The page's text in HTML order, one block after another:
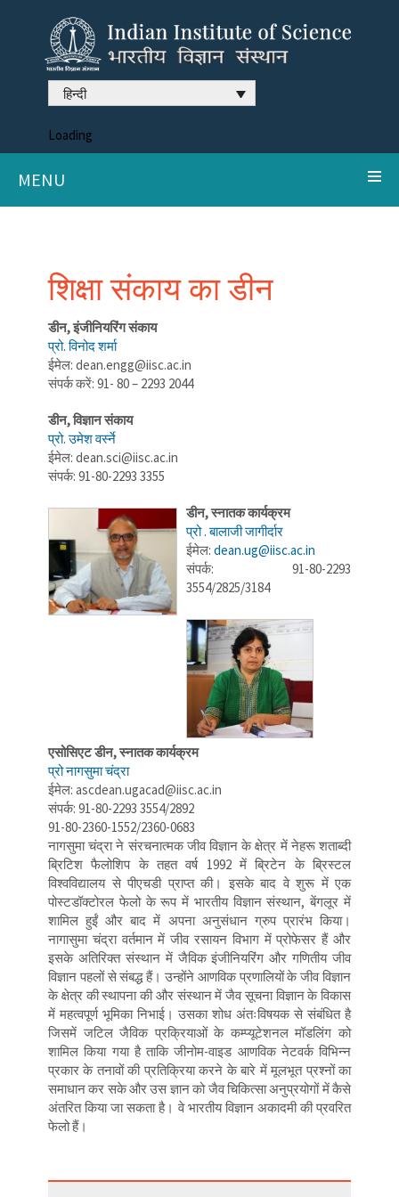
हिन्दी
Loading
MENU
शिक्षा संकाय का डीन
डीन, इंजीनियरिंग संकाय
प्रो. विनोद शर्मा
ईमेल: dean.engg@iisc.ac.in
संपर्क करें: 91- 80 – 2293 2044
डीन, विज्ञान संकाय
प्रो. उमेश वर्स्ने
ईमेल: dean.sci@iisc.ac.in
संपर्क: 91-80-2293 3355
डीन, स्नातक कार्यक्रम
प्रो . बालाजी जागीर्दार
ईमेल: dean.ug@iisc.ac.in
संपर्क: 91-80-2293
3554/2825/3184
एसोसिएट डीन, स्नातक कार्यक्रम
प्रो नागसुमा चंद्रा
ईमेल: ascdean.ugacad@iisc.ac.in
संपर्क: 91-80-2293 3554/2892
91-80-2360-1552/2360-0683
नागसुमा चंद्रा ने संरचनात्मक जीव विज्ञान के क्षेत्र में नेहरू शताब्दी
ब्रिटिश फैलोशिप के तहत वर्ष 1992 में ब्रिटेन के ब्रिस्टल
विश्वविद्यालय से पीएचडी प्राप्त की। इसके बाद वे शुरू में एक
पोस्टडॉक्टोरल फेलो के रूप में भारतीय विज्ञान संस्थान, बेंगलूर में
शामिल हुईं और बाद में अपना अनुसंधान ग्रुप प्रारंभ किया।
नागासुमा चंद्रा वर्तमान में जीव रसायन विभाग में प्रोफेसर हैं और
इसके अतिरिक्त संस्थान में जैविक इंजीनियरिंग और गणितीय जीव
विज्ञान पहलों से संबद्ध हैं। उन्होंने आणविक प्रणालियों के जीव विज्ञान
के क्षेत्र की स्थापना की और संस्थान में जैव सूचना विज्ञान के विकास
में महत्वपूर्ण भूमिका निभाई। उसका शोध अंतःविषयक से संबंधित है
जिसमें जटिल जैविक प्रक्रियाओं के कम्प्यूटेशनल मॉडलिंग को
शामिल किया गया है ताकि जीनोम-वाइड आणविक नेटवर्क विभिन्न
प्रकार के तनावों की प्रतिक्रिया करने के बारे में मूलभूत प्रश्नों का
समाधान कर सके और उस ज्ञान को जैव चिकित्सा अनुप्रयोगों में कैसे
अंतरित किया जा सकता है। वे भारतीय विज्ञान अकादमी की प्रवरित
फेलो हैं।